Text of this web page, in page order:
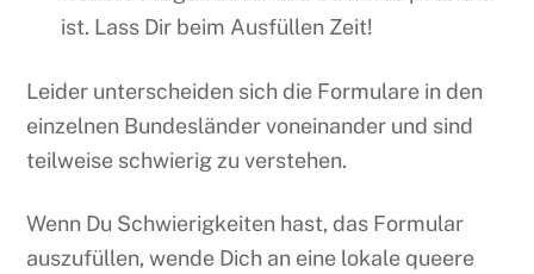
ist. Lass Dir beim Ausfüllen Zeit!
Leider unterscheiden sich die Formulare in den
einzelnen Bundesländer voneinander und sind
teilweise schwierig zu verstehen.
Wenn Du Schwierigkeiten hast, das Formular
auszufüllen, wende Dich an eine lokale queere